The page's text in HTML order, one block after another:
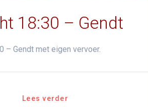
18:30 – Gendt
– Gendt met eigen vervoer.
Lees verder